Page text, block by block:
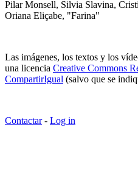
Pilar Monsell, Silvia Slavina,
Oriana Eliçabe, "Farina"
Las imágenes, los textos y los
una licencia Creative Commons
CompartirIgual (salvo que se
Contactar- Log in